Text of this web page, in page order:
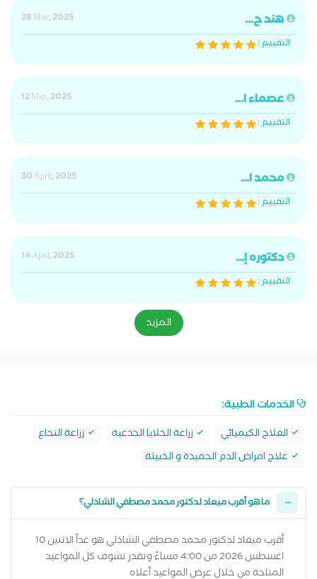
هند ح...
28 May, 2025
التقييم :
عصماء ا...
12 May, 2025
التقييم :
محمد ا...
30 April, 2025
التقييم :
دكتوره إ...
14 April, 2025
التقييم :
المزيد
الخدمات الطبية:
العلاج الكيميائي زراعة الخلايا الجذعية
زراعة النخاع
علاج امراض الدم الحميدة و الخبيثة
ما هو أقرب ميعاد لدكتور محمد مصطفي الشاذلي؟
أقرب ميعاد لدكتور محمد مصطفي الشاذلي هو غداً الاثنين 10
اغسطس 2026 من 4:00 مساءً وتقدر تشوف كل المواعيد
المتاحة من خلال عرض المواعيد أعلاه